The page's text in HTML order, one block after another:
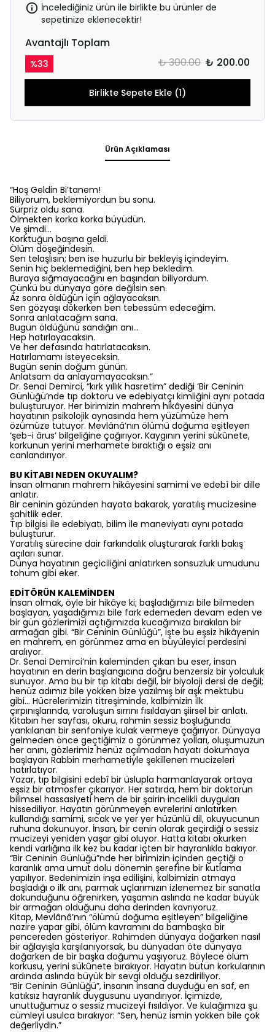
İncelediğiniz ürün ile birlikte bu ürünler de
sepetinize eklenecektir!
Avantajlı Toplam
%33 ₺ 300.00 ₺ 200.00
Birlikte Sepete Ekle (1)
Ürün Açıklaması
“Hoş Geldin Bi’tanem!
Biliyorum, beklemiyordun bu sonu.
Sürpriz oldu sana.
Ölmekten korka korka büyüdün.
Ve şimdi…
Korktuğun başına geldi.
Ölüm döşeğindesin.
Sen telaşlısın; ben ise huzurlu bir bekleyiş içindeyim.
Senin hiç beklemediğini, ben hep bekledim.
Buraya sığmayacağını en başından biliyordum.
Çünkü bu dünyaya göre değilsin sen.
Az sonra öldüğün için ağlayacaksın.
Sen gözyaşı dökerken ben tebessüm edeceğim.
Sonra anlatacağım sana.
Bugün öldüğünü sandığın anı…
Hep hatırlayacaksın.
Ve her defasında hatırlatacaksın.
Hatırlamamı isteyeceksin.
Bugün senin doğum günün.
Anlatsam da anlayamayacaksın.”
Dr. Senai Demirci, “kırk yıllık hasretim” dediği ‘Bir Ceninin
Günlüğü’nde tıp doktoru ve edebiyatçı kimliğini aynı potada
buluşturuyor. Her birimizin mahrem hikâyesini dünya
hayatının psikolojik aynasında hem yüzümüze hem
özümüze tutuyor. Mevlânâ’nın ölümü doğuma eşitleyen
‘şeb-i ârus’ bilgeliğine çağırıyor. Kaygının yerini sükûnete,
korkunun yerini merhamete bıraktığı o eşsiz anı
canlandırıyor.
BU KİTABI NEDEN OKUYALIM?
İnsan olmanın mahrem hikâyesini samimi ve edebî bir dille
anlatır.
Bir ceninin gözünden hayata bakarak, yaratılış mucizesine
şahitlik eder.
Tıp bilgisi ile edebiyatı, bilim ile maneviyatı aynı potada
buluşturur.
Yaratılış sürecine dair farkındalık oluşturarak farklı bakış
açıları sunar.
Dünya hayatının geçiciliğini anlatırken sonsuzluk umudunu
tohum gibi eker.
EDİTÖRÜN KALEMİNDEN
İnsan olmak, öyle bir hikâye ki; başladığımızı bile bilmeden
başlayan, yaşadığımızı bile fark edemeden devam eden ve
bir gün gözlerimizi açtığımızda kucağımıza bırakılan bir
armağan gibi. “Bir Ceninin Günlüğü”, işte bu eşsiz hikâyenin
en mahrem, en görünmez ama en büyüleyici perdesini
aralıyor.
Dr. Senai Demirci’nin kaleminden çıkan bu eser, insan
hayatının en derin başlangıcına doğru benzersiz bir yolculuk
sunuyor. Ama bu bir tıp kitabı değil, bir biyoloji dersi de değil;
henüz adımız bile yokken bize yazılmış bir aşk mektubu
gibi... Hücrelerimizin titreşiminde, kalbimizin ilk
çırpınışlarında, varoluşun sırrını fısıldayan şiirsel bir anlatı.
Kitabın her sayfası, okuru, rahmin sessiz boşluğunda
yankılanan bir senfoniye kulak vermeye çağırıyor. Dünyaya
gelmeden önce geçtiğimiz o görünmez yolları, oluşumuzun
her anını, gözlerimiz henüz açılmadan hayatı dokumaya
başlayan Rabbin merhametiyle şekillenen mucizeleri
hatırlatıyor.
Yazar, tıp bilgisini edebî bir üslupla harmanlayarak ortaya
eşsiz bir atmosfer çıkarıyor. Her satırda, hem bir doktorun
bilimsel hassasiyeti hem de bir şairin incelikli duyguları
hissediliyor. Hayatın görünmeyen evrelerini anlatırken
kullandığı samimi, sıcak ve yer yer hüzünlü dil, okuyucunun
ruhuna dokunuyor. İnsan, bir cenin olarak geçirdiği o sessiz
mucizeyi yeniden yaşar gibi oluyor. Hatta kitabı okurken
kendi varlığına ilk kez bu kadar içten bir hayranlıkla bakıyor.
“Bir Ceninin Günlüğü”nde her birimizin içinden geçtiği o
karanlık ama umut dolu dönemin şerefine bir kutlama
yapılıyor. Bedenimizin inşa edilişini, kalbimizin atmaya
başladığı o ilk anı, parmak uçlarımızın izlenemez bir sanatla
dokunduğunu öğrenirken, yaşamın aslında ne kadar büyük
bir armağan olduğunu daha derinden kavrıyoruz.
Kitap, Mevlânâ’nın “ölümü doğuma eşitleyen” bilgeliğine
nazire yapar gibi, ölüm kavramını da bambaşka bir
pencereden gösteriyor. Rahimden dünyaya doğarken nasıl
bir ağlayışla karşılanıyorsak, bu dünyadan öte dünyaya
doğarken de bir başka doğumu yaşıyoruz. Böylece ölüm
korkusu, yerini sükûnete bırakıyor. Hayatın bütün korkularının
ardında aslında büyük bir sevgi olduğu sezdiriliyor.
“Bir Ceninin Günlüğü”, insanın insana duyduğu en saf, en
katıksız hayranlık duygusunu uyandırıyor. İçimizde,
unuttuğumuz o sessiz mucizeyi fısıldıyor. Ve kulağımıza şu
cümleyi usulca bırakıyor: “Sen, henüz ismin yokken bile çok
değerliydin.”